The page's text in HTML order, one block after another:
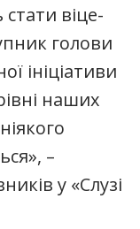
віце-
голови
ініціативи
наших
–
у «Слузі